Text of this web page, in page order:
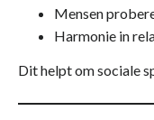
Mensen
Harmonie in
Dit helpt om sociale